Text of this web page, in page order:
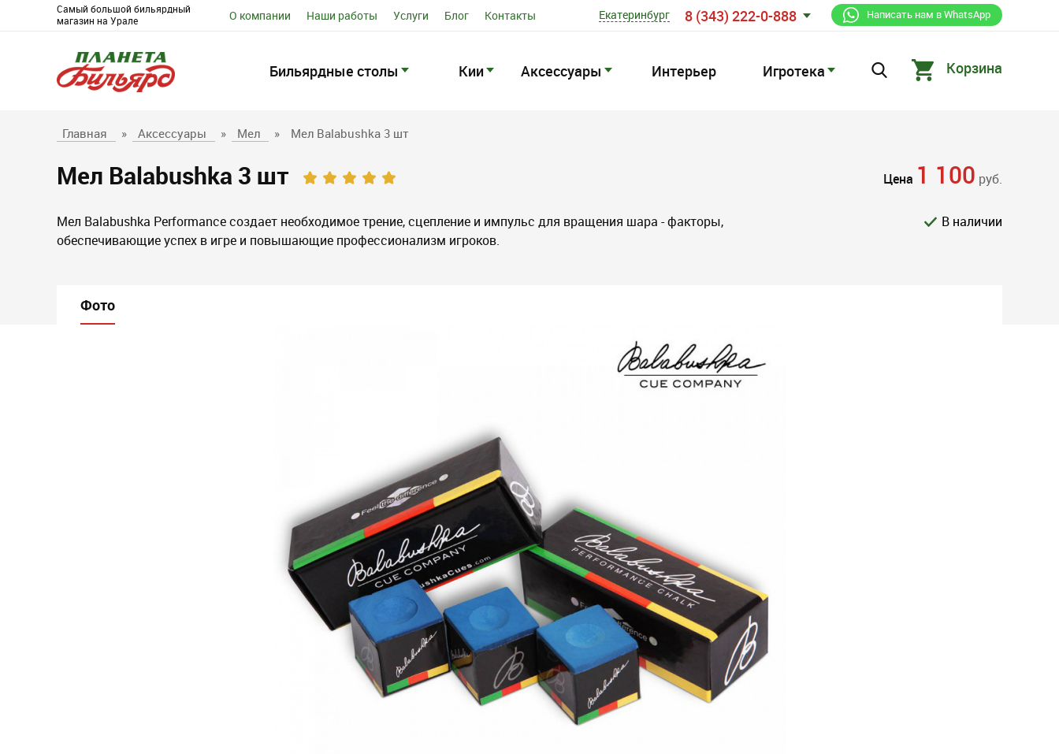
Самый большой бильярдный
магазин на Урале
Написать нам в WhatsApp
О компании Наши работы Услуги Блог Контакты Екатеринбург 8 (343) 222-0-888
Бильярдные столы Кии Аксессуары Интерьер Игротека Корзина
Главная » Аксессуары » Мел » Мел Balabushka 3 шт
Мел Balabushka 3 шт Цена 1 100 руб.
В наличии
Мел Balabushka Performance создает необходимое трение, сцепление и импульс для вращения шара - факторы,
обеспечивающие успех в игре и повышающие профессионализм игроков.
Фото